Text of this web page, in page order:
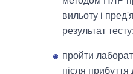
вильоту і
результат тесту;
пройти
після прибуття